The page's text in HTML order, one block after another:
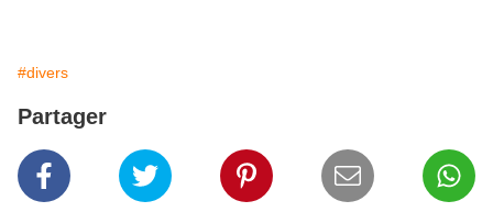
#divers
Partager